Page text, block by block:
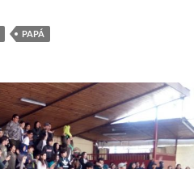
PAPÁ